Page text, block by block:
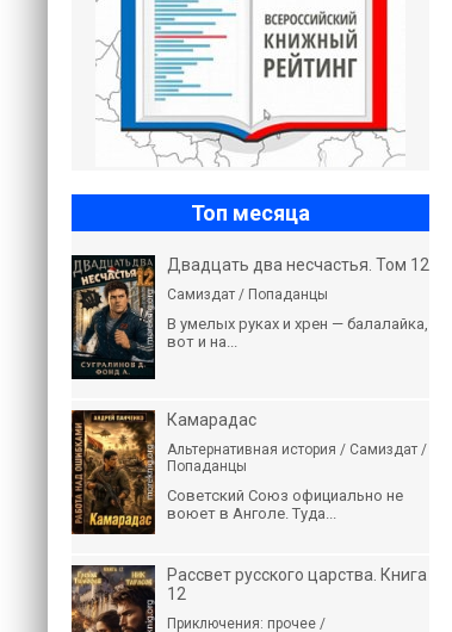
Топ месяца
Двадцать два несчастья. Том 12
Самиздат / Попаданцы
В умелых руках и хрен — балалайка,
вот и на...
Камарадас
Альтернативная история / Самиздат /
Попаданцы
Советский Союз официально не
воюет в Анголе. Туда...
Рассвет русского царства. Книга
12
Приключения: прочее /